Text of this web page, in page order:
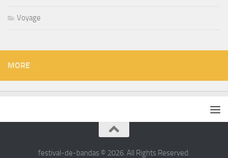
Voyage
MORE
festival-de-bandas © 2026. All Rights Reserved.